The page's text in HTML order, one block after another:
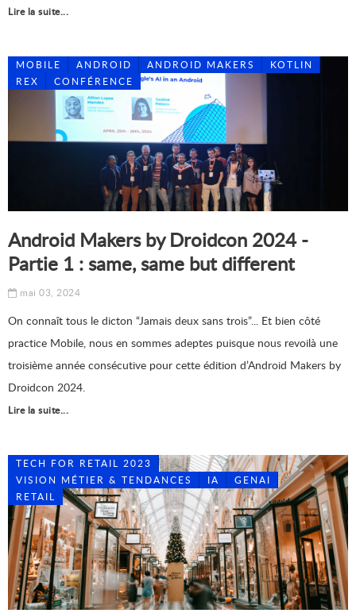
Lire la suite...
MOBILE ANDROID ANDROID MAKERS
KOTLIN
REX
CONFÉRENCE
Android Makers by Droidcon 2024 -
Partie 1 : same, same but different
mai 03, 2024
On connaît tous le dicton “Jamais deux sans trois”... Et bien côté
practice Mobile, nous en sommes adeptes puisque nous revoilà une
troisième année consécutive pour cette édition d’Android Makers by
Droidcon 2024.
Lire la suite...
TECH FOR RETAIL 2023
VISION MÉTIER & TENDANCES
IA
GENAI
RETAIL